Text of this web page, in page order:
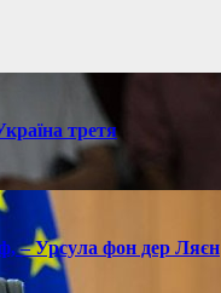
третя
– Урсула фон дер Ляєн